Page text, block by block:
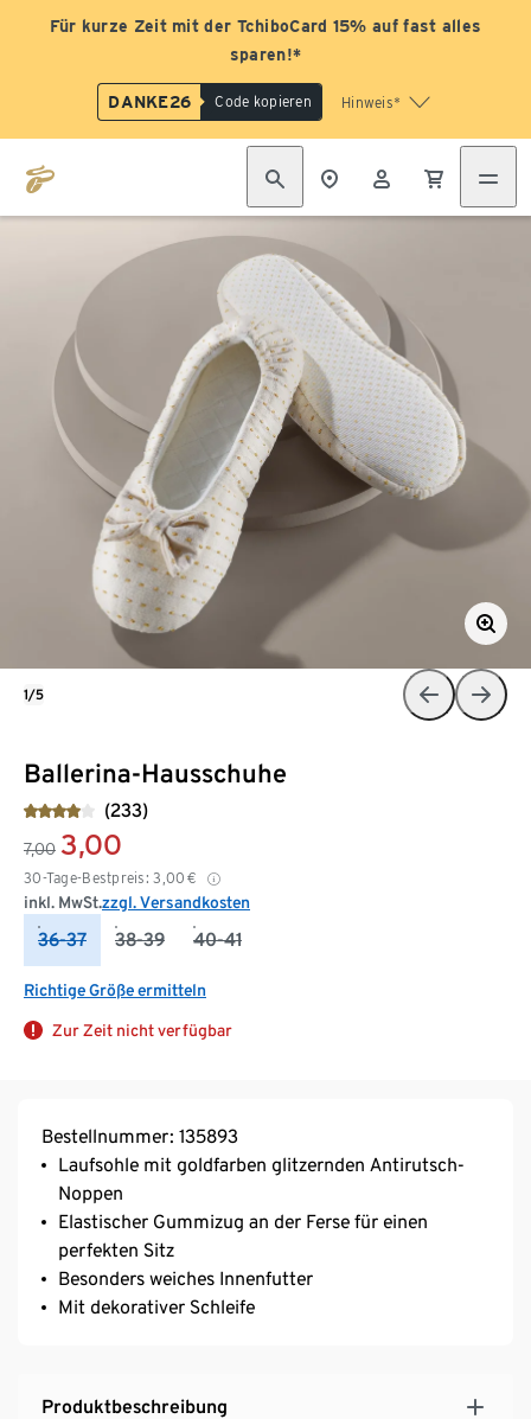
Für kurze Zeit mit der TchiboCard 15% auf fast alles
sparen!*
DANKE26 Code kopieren Hinweis*
Ballerina-Hausschuhe
(233)
7,00 3,00
30-Tage-Bestpreis: 3,00 €
inkl. MwSt.zzgl. Versandkosten
36-37 38-39 40-41
Richtige Größe ermitteln
Zur Zeit nicht verfügbar
1/5
Bestellnummer: 135893
Laufsohle mit goldfarben glitzernden Antirutsch-
Noppen
Elastischer Gummizug an der Ferse für einen
perfekten Sitz
Besonders weiches Innenfutter
Mit dekorativer Schleife
Produktbeschreibung